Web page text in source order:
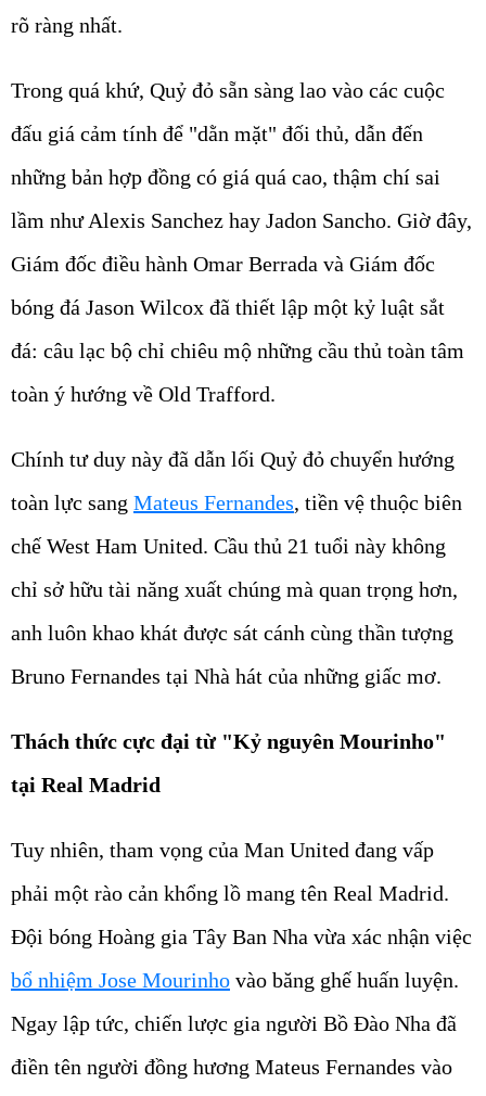
rõ ràng nhất.
Trong quá khứ, Quỷ đỏ sẵn sàng lao vào các cuộc
đấu giá cảm tính để "dằn mặt" đối thủ, dẫn đến
những bản hợp đồng có giá quá cao, thậm chí sai
lầm như Alexis Sanchez hay Jadon Sancho. Giờ đây,
Giám đốc điều hành Omar Berrada và Giám đốc
bóng đá Jason Wilcox đã thiết lập một kỷ luật sắt
đá: câu lạc bộ chỉ chiêu mộ những cầu thủ toàn tâm
toàn ý hướng về Old Trafford.
Chính tư duy này đã dẫn lối Quỷ đỏ chuyển hướng
toàn lực sang Mateus Fernandes, tiền vệ thuộc biên
chế West Ham United. Cầu thủ 21 tuổi này không
chỉ sở hữu tài năng xuất chúng mà quan trọng hơn,
anh luôn khao khát được sát cánh cùng thần tượng
Bruno Fernandes tại Nhà hát của những giấc mơ.
Thách thức cực đại từ "Kỷ nguyên Mourinho"
tại Real Madrid
Tuy nhiên, tham vọng của Man United đang vấp
phải một rào cản khổng lồ mang tên Real Madrid.
Đội bóng Hoàng gia Tây Ban Nha vừa xác nhận việc
bổ nhiệm Jose Mourinho vào băng ghế huấn luyện.
Ngay lập tức, chiến lược gia người Bồ Đào Nha đã
điền tên người đồng hương Mateus Fernandes vào